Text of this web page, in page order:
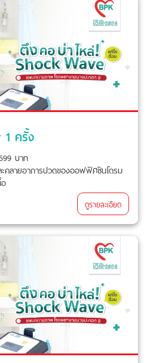
1 ครั้ง
บาท
ะคลายอาการปวดของออฟฟิศซินโดรม
ดูรายละเอียด